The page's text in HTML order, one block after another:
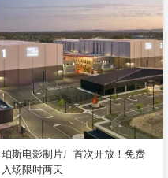
珀斯电影制片厂首次开放！免费
入场限时两天